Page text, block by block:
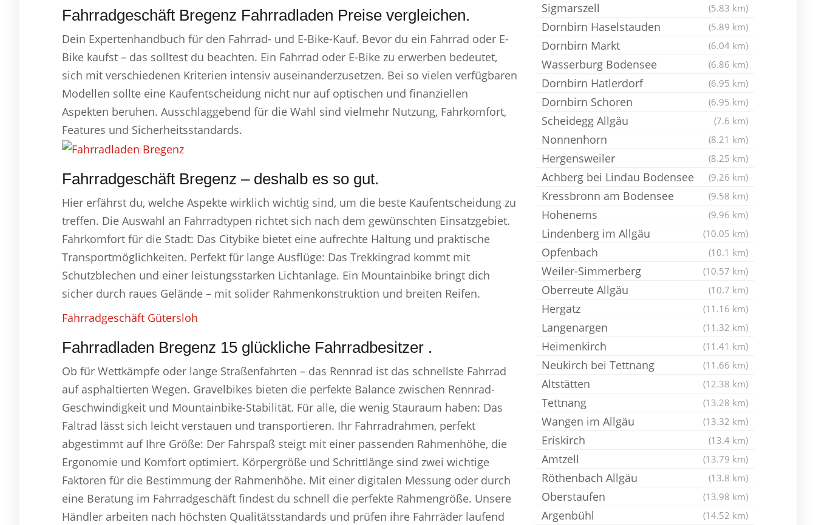
Fahrradgeschäft Bregenz Fahrradladen Preise vergleichen.
Dein Expertenhandbuch für den Fahrrad- und E-Bike-Kauf. Bevor du ein Fahrrad oder E-
Bike kaufst – das solltest du beachten. Ein Fahrrad oder E-Bike zu erwerben bedeutet,
sich mit verschiedenen Kriterien intensiv auseinanderzusetzen. Bei so vielen verfügbaren
Modellen sollte eine Kaufentscheidung nicht nur auf optischen und finanziellen
Aspekten beruhen. Ausschlaggebend für die Wahl sind vielmehr Nutzung, Fahrkomfort,
Features und Sicherheitsstandards.
Fahrradgeschäft Bregenz – deshalb es so gut.
Hier erfährst du, welche Aspekte wirklich wichtig sind, um die beste Kaufentscheidung zu
treffen. Die Auswahl an Fahrradtypen richtet sich nach dem gewünschten Einsatzgebiet.
Fahrkomfort für die Stadt: Das Citybike bietet eine aufrechte Haltung und praktische
Transportmöglichkeiten. Perfekt für lange Ausflüge: Das Trekkingrad kommt mit
Schutzblechen und einer leistungsstarken Lichtanlage. Ein Mountainbike bringt dich
sicher durch raues Gelände – mit solider Rahmenkonstruktion und breiten Reifen.
Fahrradgeschäft Gütersloh
Fahrradladen Bregenz 15 glückliche Fahrradbesitzer .
Ob für Wettkämpfe oder lange Straßenfahrten – das Rennrad ist das schnellste Fahrrad
auf asphaltierten Wegen. Gravelbikes bieten die perfekte Balance zwischen Rennrad-
Geschwindigkeit und Mountainbike-Stabilität. Für alle, die wenig Stauraum haben: Das
Faltrad lässt sich leicht verstauen und transportieren. Ihr Fahrradrahmen, perfekt
abgestimmt auf Ihre Größe: Der Fahrspaß steigt mit einer passenden Rahmenhöhe, die
Ergonomie und Komfort optimiert. Körpergröße und Schrittlänge sind zwei wichtige
Faktoren für die Bestimmung der Rahmenhöhe. Mit einer digitalen Messung oder durch
eine Beratung im Fahrradgeschäft findest du schnell die perfekte Rahmengröße. Unsere
Händler arbeiten nach höchsten Qualitätsstandards und prüfen ihre Fahrräder laufend
Sigmarszell (5.83 km)
Dornbirn Haselstauden (5.89 km)
Dornbirn Markt (6.04 km)
Wasserburg Bodensee (6.86 km)
Dornbirn Hatlerdorf (6.95 km)
Dornbirn Schoren (6.95 km)
Scheidegg Allgäu (7.6 km)
Nonnenhorn (8.21 km)
Hergensweiler (8.25 km)
Achberg bei Lindau Bodensee (9.26 km)
Kressbronn am Bodensee (9.58 km)
Hohenems (9.96 km)
Lindenberg im Allgäu (10.05 km)
Opfenbach (10.1 km)
Weiler-Simmerberg (10.57 km)
Oberreute Allgäu (10.7 km)
Hergatz (11.16 km)
Langenargen (11.32 km)
Heimenkirch (11.41 km)
Neukirch bei Tettnang (11.66 km)
Altstätten (12.38 km)
Tettnang (13.28 km)
Wangen im Allgäu (13.32 km)
Eriskirch (13.4 km)
Amtzell (13.79 km)
Röthenbach Allgäu (13.8 km)
Oberstaufen (13.98 km)
Argenbühl (14.52 km)